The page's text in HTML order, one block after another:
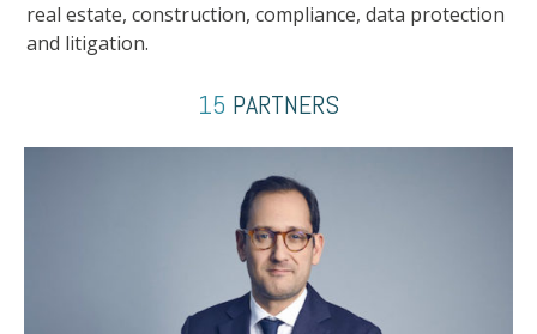
real estate, construction, compliance, data protection
and litigation.
15 PARTNERS